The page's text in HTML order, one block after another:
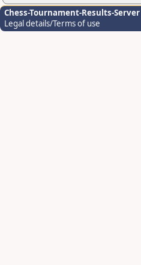
Chess-Tournament-Results-Server
Legal details/Terms of use